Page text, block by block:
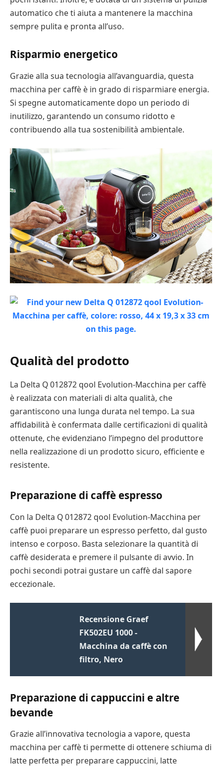
automatico che ti aiuta a mantenere la macchina
sempre pulita e pronta all’uso.
Risparmio energetico
Grazie alla sua tecnologia all’avanguardia, questa
macchina per caffè è in grado di risparmiare energia.
Si spegne automaticamente dopo un periodo di
inutilizzo, garantendo un consumo ridotto e
contribuendo alla tua sostenibilità ambientale.
Qualità del prodotto
La Delta Q 012872 qool Evolution-Macchina per caffè
è realizzata con materiali di alta qualità, che
garantiscono una lunga durata nel tempo. La sua
affidabilità è confermata dalle certificazioni di qualità
ottenute, che evidenziano l’impegno del produttore
nella realizzazione di un prodotto sicuro, efficiente e
resistente.
Preparazione di caffè espresso
Con la Delta Q 012872 qool Evolution-Macchina per
caffè puoi preparare un espresso perfetto, dal gusto
intenso e corposo. Basta selezionare la quantità di
caffè desiderata e premere il pulsante di avvio. In
pochi secondi potrai gustare un caffè dal sapore
eccezionale.
Recensione Graef
FK502EU 1000 -
Macchina da caffè con
filtro, Nero
Preparazione di cappuccini e altre
bevande
Grazie all’innovativa tecnologia a vapore, questa
macchina per caffè ti permette di ottenere schiuma di
latte perfetta per preparare cappuccini, latte